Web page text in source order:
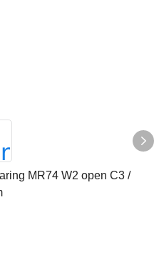
MR74 W2 open C3 /